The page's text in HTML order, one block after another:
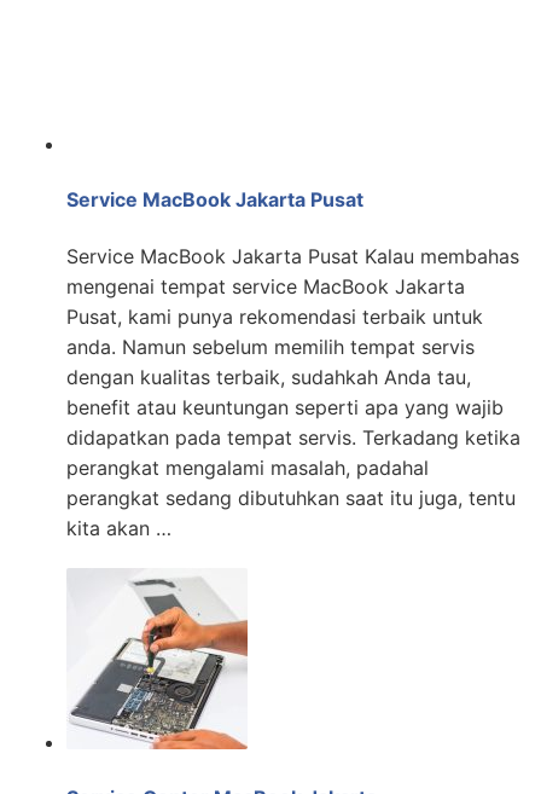
Service MacBook Jakarta Pusat
Service MacBook Jakarta Pusat Kalau membahas
mengenai tempat service MacBook Jakarta
Pusat, kami punya rekomendasi terbaik untuk
anda. Namun sebelum memilih tempat servis
dengan kualitas terbaik, sudahkah Anda tau,
benefit atau keuntungan seperti apa yang wajib
didapatkan pada tempat servis. Terkadang ketika
perangkat mengalami masalah, padahal
perangkat sedang dibutuhkan saat itu juga, tentu
kita akan …